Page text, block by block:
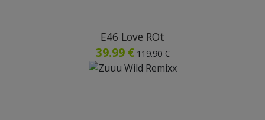
E46 Love ROt
39.99 € 119.90 €